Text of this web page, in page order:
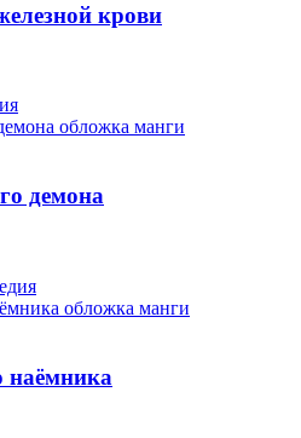
крови
демона
наёмника